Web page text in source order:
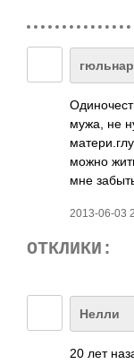
мужа, не
можно
мне
2013-06-03
ОТКЛИКИ:
Нелли
20 лет